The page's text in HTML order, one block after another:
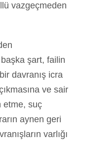
vazgeçmeden
şart, failin
davranış icra
ve sair
etme, suç
aynen geri
varlığı